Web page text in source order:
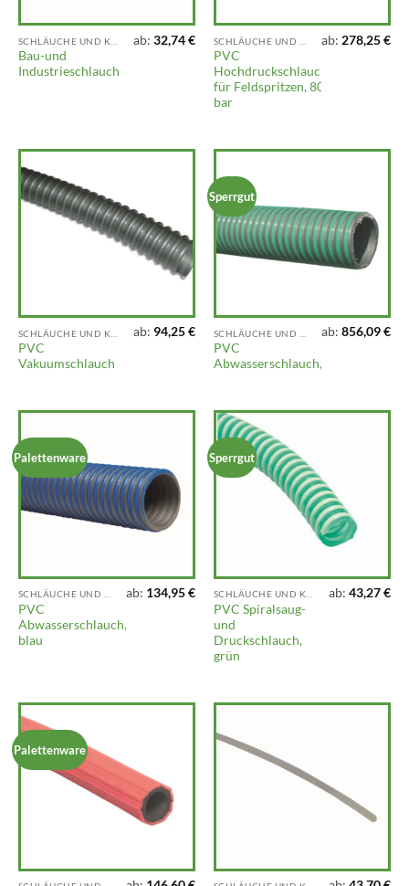
Bau-und
Industrieschlauch
ab:32,74€
PVC
Hochdruckschlauch
für Feldspritzen, 80
bar
ab: 278,25€
PVC
Vakuumschlauch
ab: 94,25€
Sperrgut
PVC
Abwasserschlauch,
ab:856,09€
Palettenware
SCHLÄUCHE UND KUPPLUNGEN
PVC
Abwasserschlauch,
blau
ab: 134,95€
Sperrgut
SCHLÄUCHE UND KUPPLUNGEN
PVC Spiralsaug-
und
Druckschlauch,
grün
ab:43,27€
Palettenware